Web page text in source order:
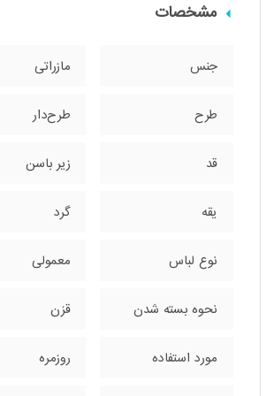
مشخصات
جنس مازراتی
طرح طرح‌دار
قد زیر باسن
یقه گرد
نوع لباس معمولی
نحوه بسته شدن قزن
مورد استفاده روزمره